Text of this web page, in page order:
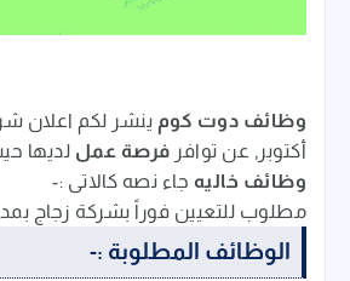
وظائف دوت كوم
أكتوبر, عن توافر فرصة عمل لديها
وظائف خاليه جاء نصه كالاتى :-
مطلوب للتعيين فوراً بشركة زجاج بمدينة 6
الوظائف المطلوبة :-